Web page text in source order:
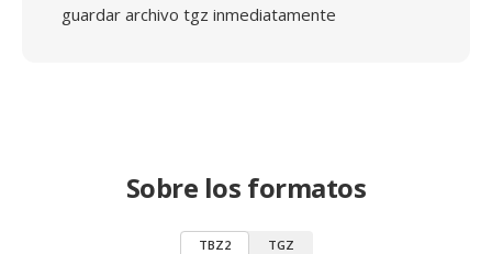
guardar archivo tgz inmediatamente
Sobre los formatos
TBZ2 TGZ